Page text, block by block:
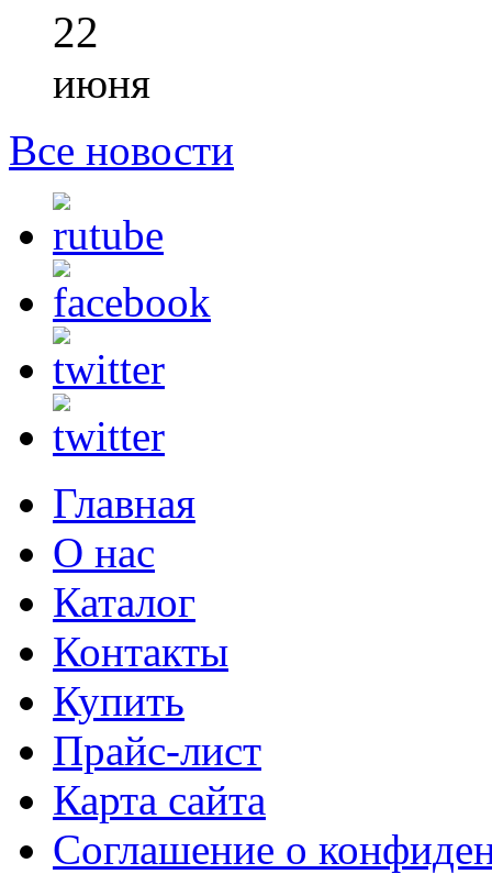
22
июня
Все новости
Главная
О нас
Каталог
Контакты
Купить
Прайс-лист
Карта сайта
Соглашение о